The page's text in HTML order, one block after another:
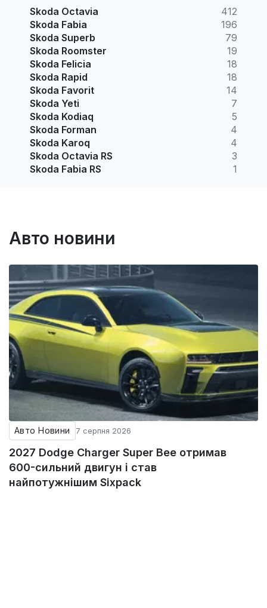
Skoda Octavia
412
Skoda Fabia
196
Skoda Superb
79
Skoda Roomster
19
Skoda Felicia
18
Skoda Rapid
18
Skoda Favorit
14
Skoda Yeti
7
Skoda Kodiaq
5
Skoda Forman
4
Skoda Karoq
4
Skoda Octavia RS
3
Skoda Fabia RS
1
Авто новини
Авто Новини 7 серпня 2026
2027 Dodge Charger Super Bee отримав
600-сильний двигун і став
найпотужнішим Sixpack